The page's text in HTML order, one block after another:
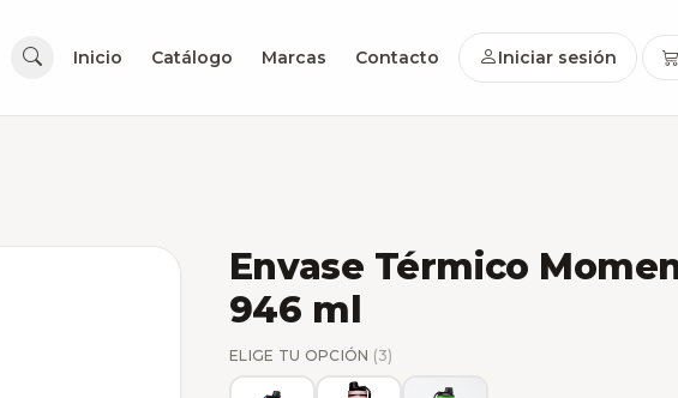
Inicio Catálogo Marcas Contacto Iniciar sesión
Envase Térmico
946 ml
ELIGE TU OPCIÓN (3)